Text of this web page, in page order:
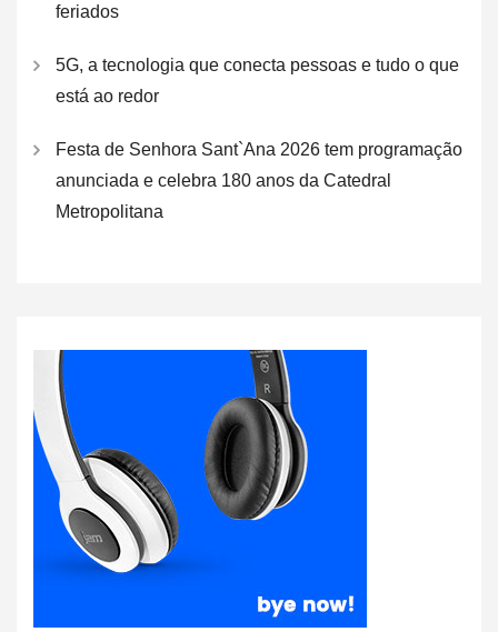
feriados
5G, a tecnologia que conecta pessoas e tudo o que
está ao redor
Festa de Senhora Sant`Ana 2026 tem programação
anunciada e celebra 180 anos da Catedral
Metropolitana